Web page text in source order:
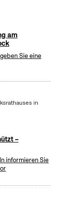
am
Sie eine
in
–
informieren Sie